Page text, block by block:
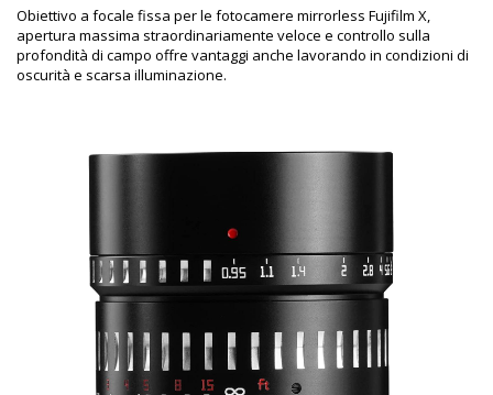
Obiettivo a focale fissa per le fotocamere mirrorless Fujifilm X,
apertura massima straordinariamente veloce e controllo sulla
profondità di campo offre vantaggi anche lavorando in condizioni di
oscurità e scarsa illuminazione.